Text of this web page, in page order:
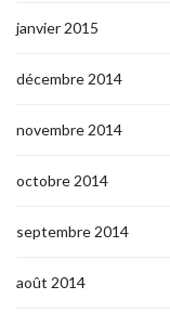
janvier 2015
décembre 2014
novembre 2014
octobre 2014
septembre 2014
août 2014